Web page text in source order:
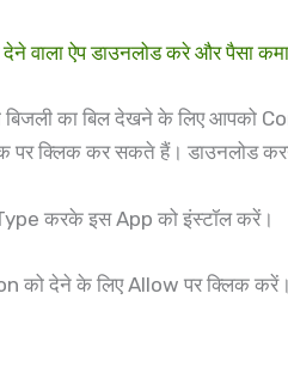
वाला ऐप डाउनलोड करे और पैसा
बिजली का बिल देखने के लिए आपको
पर क्लिक कर सकते हैं। डाउनलोड
करके इस App को इंस्टॉल करें।
को देने के लिए Allow पर क्लिक करें।